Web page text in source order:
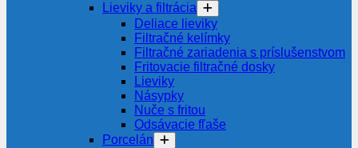
Lieviky a filtrácia
Deliace lieviky
Filtračné kelímky
Filtračné zariadenia s príslušenstvom
Fritovacie filtračné dosky
Lieviky
Násypky
Nuče s fritou
Odsávacie fľaše
Porcelán